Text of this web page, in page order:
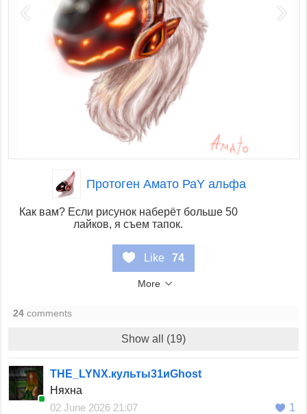
‹ ›
Протоген Амато РаY альфа
Как вам? Если рисунок наберёт больше 50
лайков, я съем тапок.
Like 74
More
24 comments
Show all (19)
THE_LYNX.культы31иGhost
Няхна
02 June 2026 21:07
1